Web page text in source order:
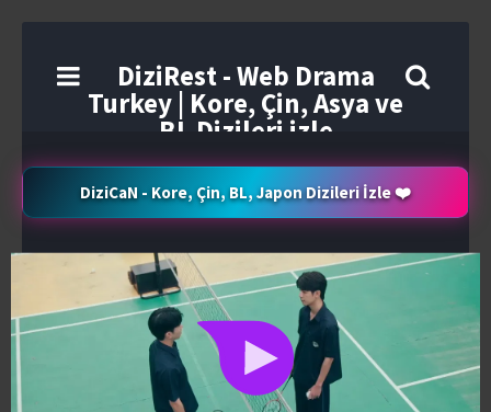
DiziRest - Web Drama
Turkey | Kore, Çin, Asya ve
BL Dizileri izle
DiziCaN - Kore, Çin, BL, Japon Dizileri İzle ❤️